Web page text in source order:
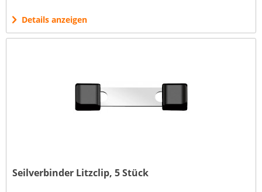
Details anzeigen
Seilverbinder Litzclip, 5 Stück